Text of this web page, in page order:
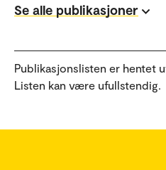
Se alle publikasjoner
Publikasjonslisten er hentet
Listen kan være ufullstendig.